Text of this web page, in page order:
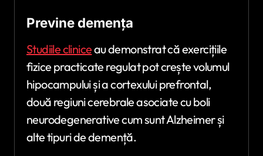
Previne demența
Studiile cliniceau demonstrat că exercițiile
fizice practicate regulat pot crește volumul
hipocampului și a cortexului prefrontal,
două regiuni cerebrale asociate cu boli
neurodegenerative cum sunt Alzheimer și
alte tipuri de demență.